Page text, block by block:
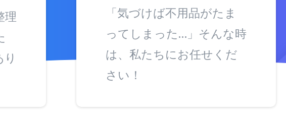
理
「気づけば不用品がたま
ってしまった…」そんな時
は、私たちにお任せくだ
さい！